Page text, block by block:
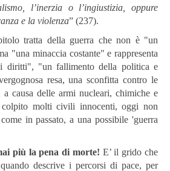
l’inerzia o l’ingiustizia, oppure
e la violenza” (237).
tratta della guerra che non è "un
"una minaccia costante" e rappresenta
diritti", "un fallimento della politica e
resa, una sconfitta contro le
causa delle armi nucleari, chimiche e
molti civili innocenti, oggi non
in passato, a una possibile 'guerra
più la pena di morte! E’ il grido che
descrive i percorsi di pace, per